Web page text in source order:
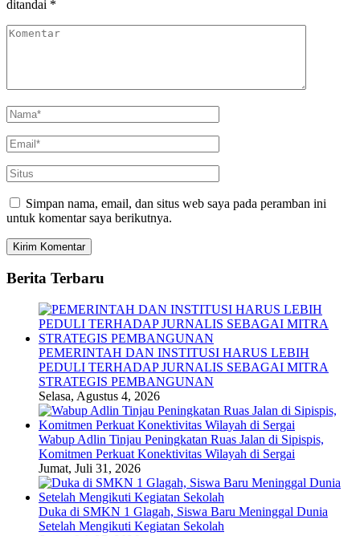
ditandai *
Simpan nama, email, dan situs web saya pada peramban ini
untuk komentar saya berikutnya.
Berita Terbaru
PEMERINTAH DAN INSTITUSI HARUS LEBIH
PEDULI TERHADAP JURNALIS SEBAGAI MITRA
STRATEGIS PEMBANGUNAN
Selasa, Agustus 4, 2026
Wabup Adlin Tinjau Peningkatan Ruas Jalan di Sipispis,
Komitmen Perkuat Konektivitas Wilayah di Sergai
Jumat, Juli 31, 2026
Duka di SMKN 1 Glagah, Siswa Baru Meninggal Dunia
Setelah Mengikuti Kegiatan Sekolah